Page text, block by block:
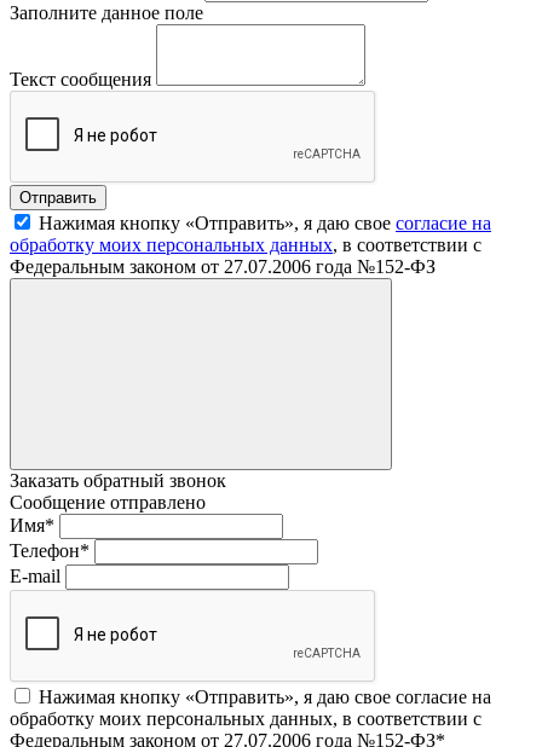
Заполните данное поле
Текст сообщения
Нажимая кнопку «Отправить», я даю свое согласие на
обработку моих персональных данных, в соответствии с
Федеральным законом от 27.07.2006 года №152-ФЗ
Заказать обратный звонок
Сообщение отправлено
Имя*
Телефон*
E-mail
Нажимая кнопку «Отправить», я даю свое согласие на
обработку моих персональных данных, в соответствии с
Федеральным законом от 27.07.2006 года №152-ФЗ*